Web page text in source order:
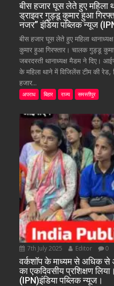
बीस हजार घूस लेते हुए महिला
ड्राइवर गुड्डू कुमार हुआ
नजर” इंडिया पब्लिक न्यूज
बीस हजार घूस लेते हुए महिला
कुमार हुआ गिरफ्तार। चालक गुड्डू
जबरदस्ती थानाध्यक्ष मैडम ने दिए।
के महिला थाने में विजिलेंस टीम की
हजार...
अपराध बिहार राज्य समस्तीपुर
7th July 2025 Editor 0
वर्कशॉप के माध्यम से अधिक
का एकदिवसीय प्रशिक्षण
(IPN)इंडिया पब्लिक न्यूज।